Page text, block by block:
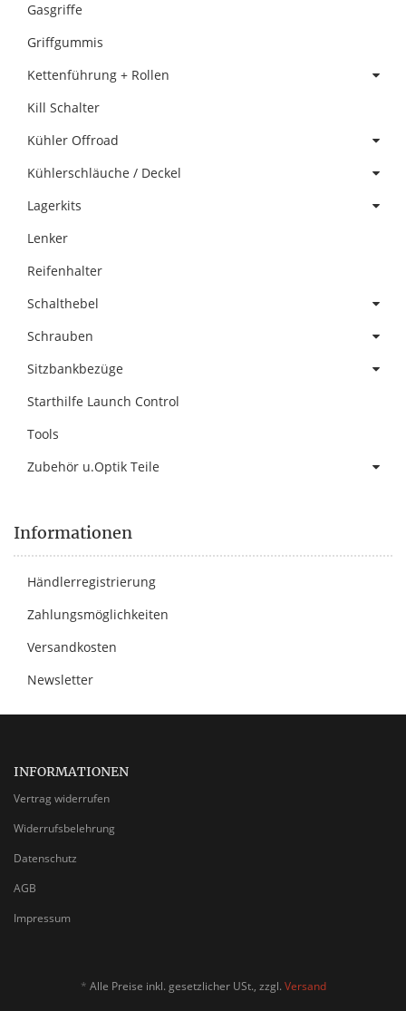
Gasgriffe
Griffgummis
Kettenführung + Rollen
Kill Schalter
Kühler Offroad
Kühlerschläuche / Deckel
Lagerkits
Lenker
Reifenhalter
Schalthebel
Schrauben
Sitzbankbezüge
Starthilfe Launch Control
Tools
Zubehör u.Optik Teile
Informationen
Händlerregistrierung
Zahlungsmöglichkeiten
Versandkosten
Newsletter
INFORMATIONEN
Vertrag widerrufen
Widerrufsbelehrung
Datenschutz
AGB
Impressum
* Alle Preise inkl. gesetzlicher USt., zzgl. Versand